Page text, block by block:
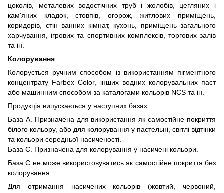
цоколів, металевих водостічних труб і жолобів, цегляних і
кам'яних кладок, стовпів, огорож, житлових приміщень,
коридорів, стін ванних кімнат, кухонь, приміщень загального
харчування, ігрових та спортивних комплексів, торгових залів
та ін.
Колорування
Колорується ручним способом із використанням пігментного
концентрату Farbex Color, інших водних колорувальних паст
або машинним способом за каталогами кольорів NCS та ін.
Продукція випускається у наступних базах:
База А. Призначена для використання як самостійне покриття
білого кольору, або для колорування у пастельні, світлі відтінки
та кольори середньої насиченості.
База С. Призначена для колорування у насичені кольори.
База С не може використовуватись як самостійне покриття без
колорування.
Для отримання насичених кольорів (жовтий, червоний,